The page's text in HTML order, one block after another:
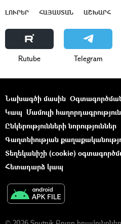
ԼՈՒՐԵՐ ՀԱՅԱՍՏԱՆ ԱՇԽԱՐՀ
Rutube Telegram
Նախագծի մասին
Կապ Մամուլի
Ընկերությունների նորություններ
Գաղտնիության
Տեղեկանիշի (cookie)
Հետադարձ կապ